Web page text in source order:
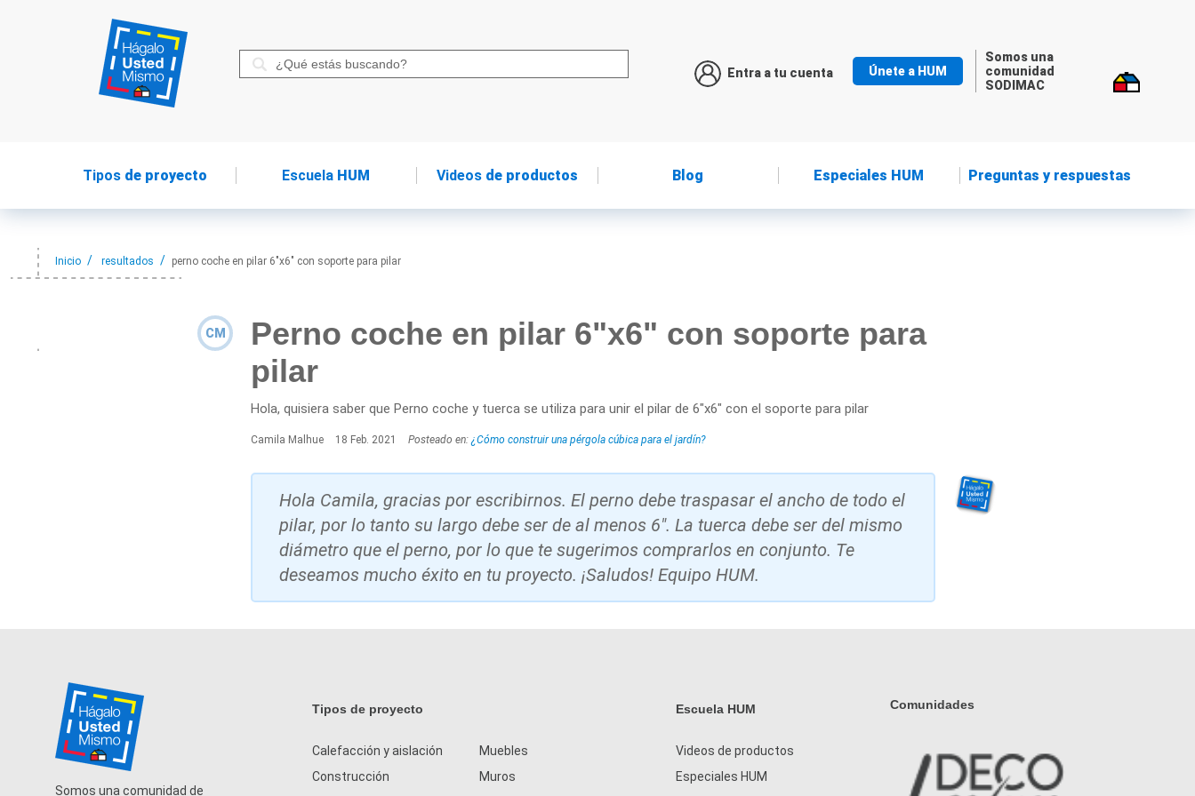
Entra a tu cuenta Únete a HUM
Somos una
comunidad
SODIMAC
Tipos de proyecto Escuela HUM Videosde productos Blog Especiales HUM Preguntas y respuestas
Inicio resultados perno coche en pilar 6"x6" con soporte para pilar
CM
Perno coche en pilar 6"x6" con soporte para
pilar
Hola, quisiera saber que Perno coche y tuerca se utiliza para unir el pilar de 6"x6" con el soporte para pilar
Camila Malhue 18 Feb. 2021 Posteado en: ¿Cómo construir una pérgola cúbica para el jardín?
Hola Camila, gracias por escribirnos. El perno debe traspasar el ancho de todo el
pilar, por lo tanto su largo debe ser de al menos 6". La tuerca debe ser del mismo
diámetro que el perno, por lo que te sugerimos comprarlos en conjunto. Te
deseamos mucho éxito en tu proyecto. ¡Saludos! Equipo HUM.
Somos una comunidad de
Tipos de proyecto
Calefacción y aislación
Construcción
Muebles
Muros
Escuela HUM
Videos de productos
Especiales HUM
Comunidades